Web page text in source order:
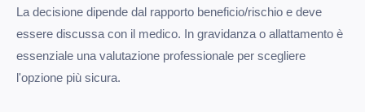
La decisione dipende dal rapporto beneficio/rischio e deve
essere discussa con il medico. In gravidanza o allattamento è
essenziale una valutazione professionale per scegliere
l'opzione più sicura.